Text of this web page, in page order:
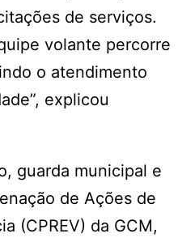
de serviços.
volante percorre
o atendimento
explicou
guarda municipal e
de Ações de
(CPREV) da GCM,